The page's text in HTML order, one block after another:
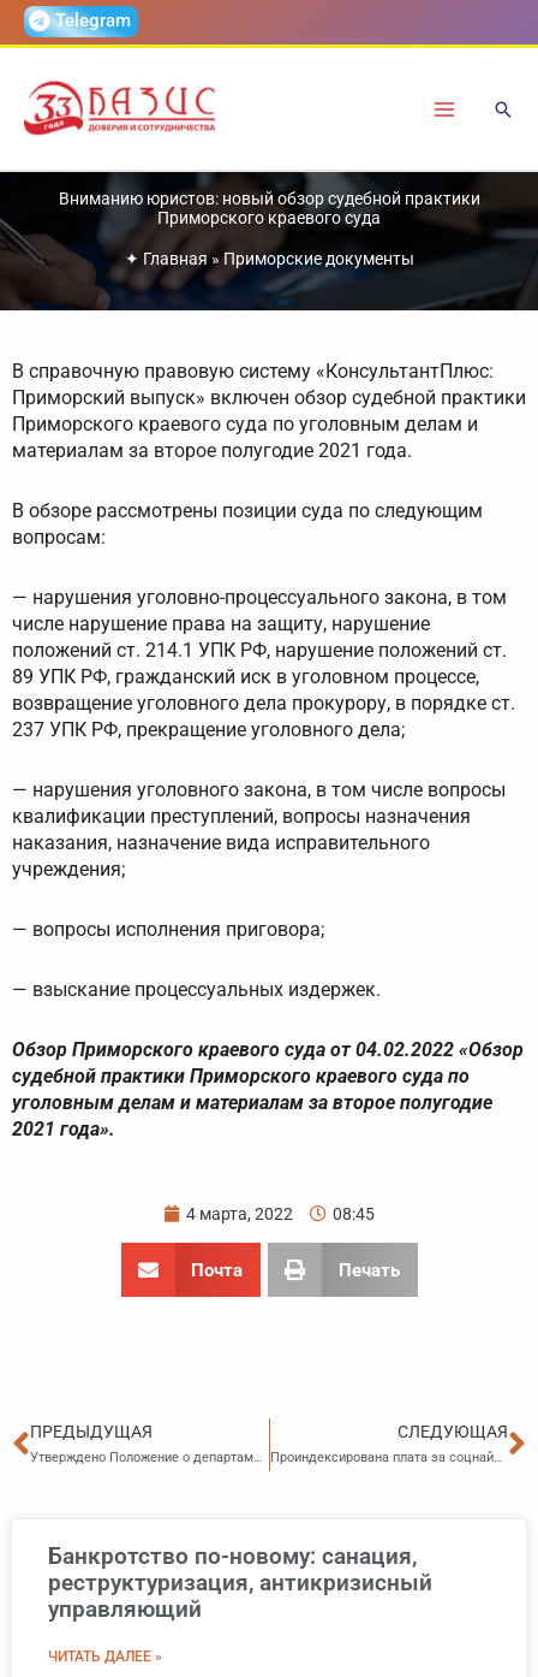
ПерейтиTelegram
Вниманию юристов: новый обзор судебной практики
Приморского краевого суда
✦ Главная»Приморские документы
В справочную правовую систему «КонсультантПлюс:
Приморский выпуск» включен обзор судебной практики
Приморского краевого суда по уголовным делам и
материалам за второе полугодие 2021 года.
В обзоре рассмотрены позиции суда по следующим
вопросам:
— нарушения уголовно-процессуального закона, в том
числе нарушение права на защиту, нарушение
положений ст. 214.1 УПК РФ, нарушение положений ст.
89 УПК РФ, гражданский иск в уголовном процессе,
возвращение уголовного дела прокурору, в порядке ст.
237 УПК РФ, прекращение уголовного дела;
— нарушения уголовного закона, в том числе вопросы
квалификации преступлений, вопросы назначения
наказания, назначение вида исправительного
учреждения;
— вопросы исполнения приговора;
— взыскание процессуальных издержек.
Обзор Приморского краевого суда от 04.02.2022 «Обзор
судебной практики Приморского краевого суда по
уголовным делам и материалам за второе полугодие
2021 года».
4 марта, 2022 08:45
Почта Печать
Пред
ПРЕДЫДУЩАЯ
Утверждено Положение о департаменте архитектуры и развития территорий Приморского края
СЛЕДУЮЩАЯ
Проиндексирована плата за соцнайм жилья
Банкротство по-новому: санация,
реструктуризация, антикризисный
управляющий
ЧИТАТЬ ДАЛЕЕ »